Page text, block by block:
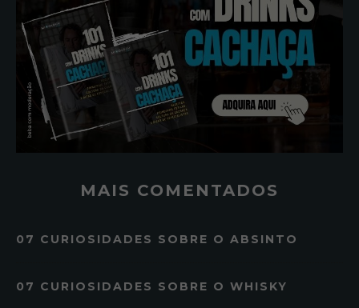
MAIS COMENTADOS
07 CURIOSIDADES SOBRE O ABSINTO
07 CURIOSIDADES SOBRE O WHISKY